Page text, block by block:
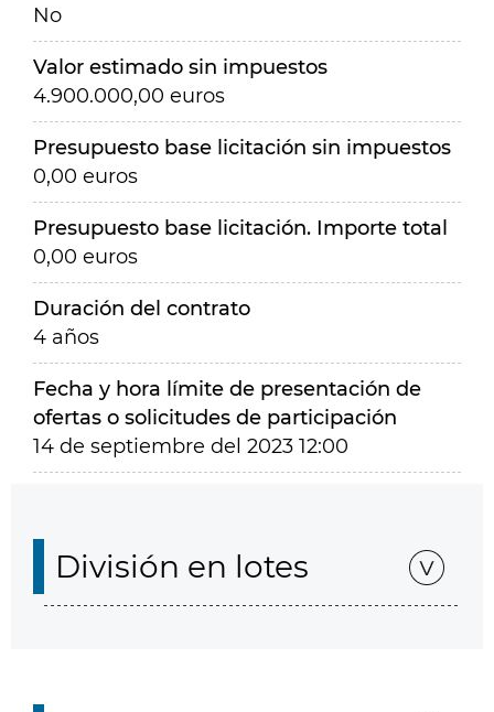
No
Valor estimado sin impuestos
4.900.000,00 euros
Presupuesto base licitación sin impuestos
0,00 euros
Presupuesto base licitación. Importe total
0,00 euros
Duración del contrato
4 años
Fecha y hora límite de presentación de
ofertas o solicitudes de participación
14 de septiembre del 2023 12:00
División en lotes